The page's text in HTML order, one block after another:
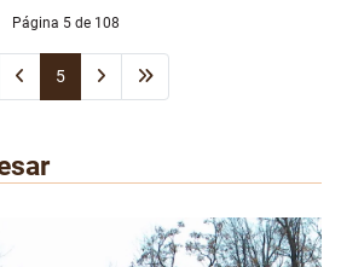
Página 5 de 108
5